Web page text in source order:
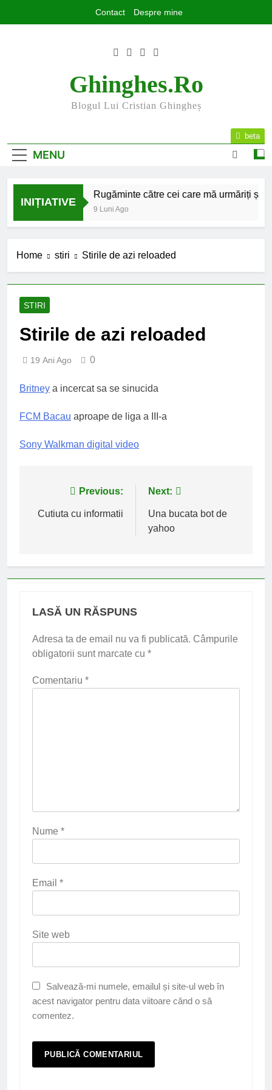
Contact Despre mine
Ghinghes.ro
Blogul Lui Cristian Ghingheș
MENU
beta
INIȚIATIVE
7 Luni Ago
Rugăminte către cei care mă urmăriți și
9 Luni Ago
Home stiri Stirile de azi reloaded
STIRI
Stirile de azi reloaded
19 Ani Ago 0
Britney a incercat sa se sinucida
FCM Bacau aproape de liga a III-a
Sony Walkman digital video
Navigare
în
Previous:
Cutiuta cu informatii
Next:
Una bucata bot de
yahoo
LASĂ UN RĂSPUNS
Adresa ta de email nu va fi publicată. Câmpurile
obligatorii sunt marcate cu *
Comentariu *
Nume *
Email *
Site web
Salvează-mi numele, emailul și site-ul web în
acest navigator pentru data viitoare când o să
comentez.